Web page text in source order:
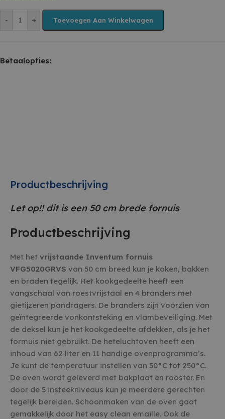
- + Toevoegen Aan Winkelwagen
Betaalopties:
Productbeschrijving
Let op!! dit is een 50 cm brede fornuis
Productbeschrijving
Met het vrijstaande Inventum fornuis
VFG5020GRVS van 50 cm breed kun je koken, bakken
en braden tegelijk. Het kookgedeelte heeft een
vangschaal van roestvrijstaal en 4 branders met
gietijzeren pandragers. De branders zijn voorzien van
geïntegreerde vonkontsteking en vlambeveiliging. Met
de deksel kun je het kookgedeelte afdekken, als je het
formuis niet gebruikt. De heteluchtoven heeft een
inhoud van 62 liter en 11 handige ovenprogramma’s.
Je kunt de temperatuur instellen van 50°C tot 250°C.
De oven wordt geleverd met bakplaat en rooster. En
door de 5 insteekniveaus kun je meerdere gerechten
tegelijk bereiden. Schoonmaken van de oven gaat
gemakkelijk door het easy clean emaille. Ook de